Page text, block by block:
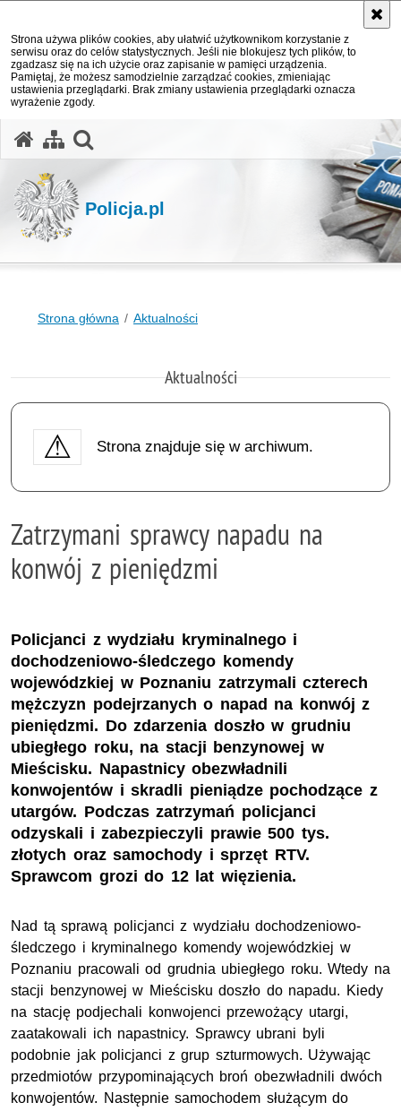
Strona używa plików cookies, aby ułatwić użytkownikom korzystanie z
serwisu oraz do celów statystycznych. Jeśli nie blokujesz tych plików, to
zgadzasz się na ich użycie oraz zapisanie w pamięci urządzenia.
Pamiętaj, że możesz samodzielnie zarządzać cookies, zmieniając
ustawienia przeglądarki. Brak zmiany ustawienia przeglądarki oznacza
wyrażenie zgody.
Policja.pl
Strona główna Aktualności
Aktualności
Strona znajduje się w archiwum.
Zatrzymani sprawcy napadu na
konwój z pieniędzmi
Policjanci z wydziału kryminalnego i
dochodzeniowo-śledczego komendy
wojewódzkiej w Poznaniu zatrzymali czterech
mężczyzn podejrzanych o napad na konwój z
pieniędzmi. Do zdarzenia doszło w grudniu
ubiegłego roku, na stacji benzynowej w
Mieścisku. Napastnicy obezwładnili
konwojentów i skradli pieniądze pochodzące z
utargów. Podczas zatrzymań policjanci
odzyskali i zabezpieczyli prawie 500 tys.
złotych oraz samochody i sprzęt RTV.
Sprawcom grozi do 12 lat więzienia.
Nad tą sprawą policjanci z wydziału dochodzeniowo-
śledczego i kryminalnego komendy wojewódzkiej w
Poznaniu pracowali od grudnia ubiegłego roku. Wtedy na
stacji benzynowej w Mieścisku doszło do napadu. Kiedy
na stację podjechali konwojenci przewożący utargi,
zaatakowali ich napastnicy. Sprawcy ubrani byli
podobnie jak policjanci z grup szturmowych. Używając
przedmiotów przypominających broń obezwładnili dwóch
konwojentów. Następnie samochodem służącym do